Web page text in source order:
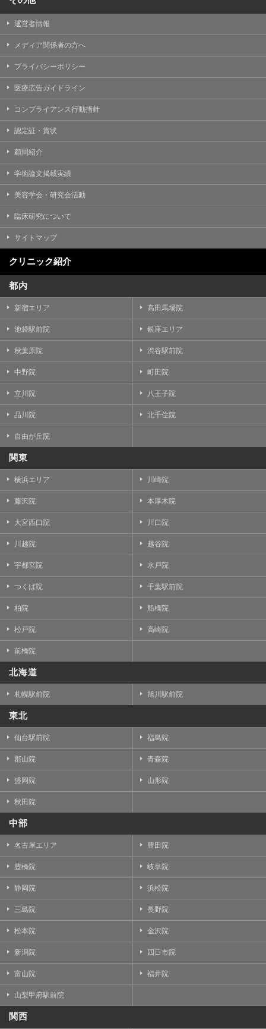
運営者情報
メディア関係者の方へ
プライバシーポリシー
医療広告ガイドライン
コンプライアンス行動指針
認定証・賞状
顧問紹介
学術論文掲載実績
美容学会・研究会活動
臨床研究について
サイトマップ
クリニック紹介
都内
新宿エリア 高田馬場院
池袋駅前院 銀座エリア
秋葉原院 渋谷駅前院
中野院 町田院
立川院 八王子院
品川院 北千住院
自由が丘院
関東
横浜エリア 川崎院
藤沢院 本厚木院
大宮西口院 川口院
川越院 越谷院
宇都宮院 水戸院
つくば院 千葉駅前院
柏院 船橋院
松戸院 高崎院
前橋院
北海道
札幌駅前院 旭川駅前院
東北
仙台駅前院 福島院
郡山院 青森院
盛岡院 山形院
秋田院
中部
名古屋エリア 豊田院
豊橋院 岐阜院
静岡院 浜松院
三島院 長野院
松本院 金沢院
新潟院 四日市院
富山院 福井院
山梨甲府駅前院
関西